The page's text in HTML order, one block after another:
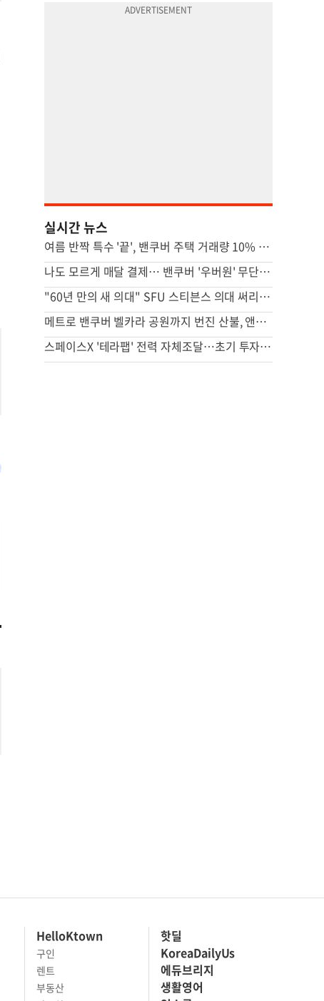
실시간 뉴스
여름 반짝 특수 '끝', 밴쿠버 주택 거래량 10% '뚝'
나도 모르게 매달 결제… 밴쿠버 '우버원' 무단 가입 논란
"60년 만의 새 의대" SFU 스티븐스 의대 써리서 첫발
메트로 밴쿠버 벨카라 공원까지 번진 산불, 앤모어 주민 대피
스페이스X '테라팹' 전력 자체조달…초기 투자 24조원
HelloKtown
구인
핫딜
KoreaDailyUs